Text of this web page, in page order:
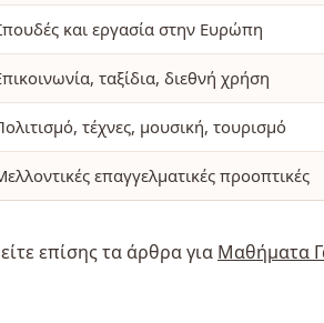
και εργασία στην Ευρώπη
ταξίδια, διεθνή χρήση
τέχνες, μουσική, τουρισμό
επαγγελματικές προοπτικές
επίσης τα άρθρα για Μαθήματα